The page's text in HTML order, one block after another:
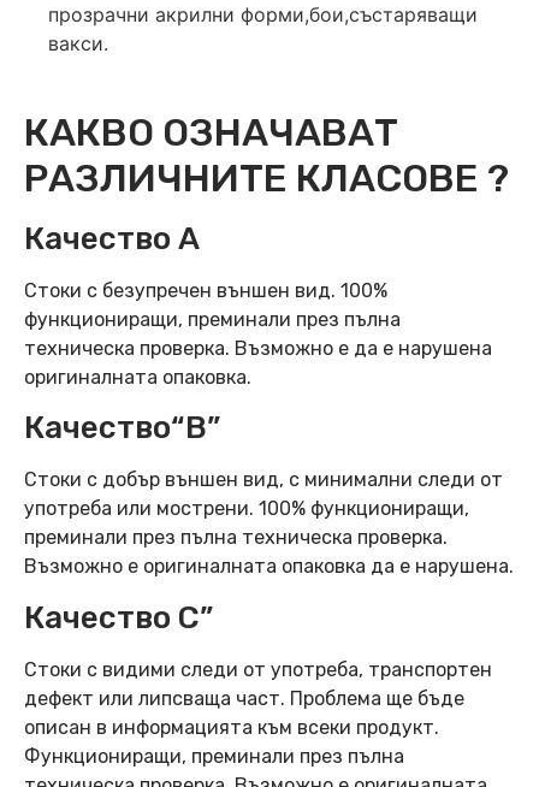
прозрачни акрилни форми,бои,състаряващи
вакси.
КАКВО ОЗНАЧАВАТ
РАЗЛИЧНИТЕ КЛАСОВЕ ?
Качество А
Стоки с безупречен външен вид. 100%
функциониращи, преминали през пълна
техническа проверка. Възможно е да е нарушена
оригиналната опаковка.
Качество“B”
Стоки с добър външен вид, с минимални следи от
употреба или мострени. 100% функциониращи,
преминали през пълна техническа проверка.
Възможно е оригиналната опаковка да е нарушена.
Качество C”
Стоки с видими следи от употреба, транспортен
дефект или липсваща част. Проблема ще бъде
описан в информацията към всеки продукт.
Функциониращи, преминали през пълна